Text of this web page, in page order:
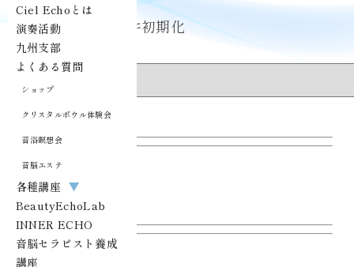
Ciel Echoとは
演奏活動
九州支部
よくある質問
ショップ
クリスタルボウル体験会
音浴瞑想会
音脳エステ
各種講座 ▼
BeautyEchoLab
INNER ECHO
音脳セラピスト養成
講座
表示条件
表示条件初期化
講座・イベント
担当
エリア